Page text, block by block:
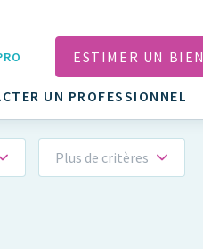
UN PROFESSIONNEL
ESTIMER UN BIEN
Plus de critères